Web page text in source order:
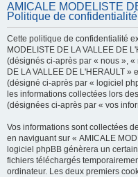
AMICALE MODELISTE
Politique de confidentialité
Cette politique de confidentialité
MODELISTE DE LA VALLEE DE
(désignés ci-après par « nous »,
DE LA VALLEE DE L'HERAULT »
(désigné ci-après par « logiciel
les informations collectées lors
(désignées ci-après par « vos
Vos informations sont collectées
en naviguant sur « AMICALE
logiciel phpBB génèrera un
fichiers téléchargés
ordinateur. Les deux premiers